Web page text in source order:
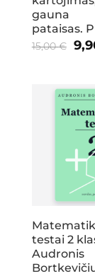
gauna
pataisas.
15,00€
testai 2
Audronis